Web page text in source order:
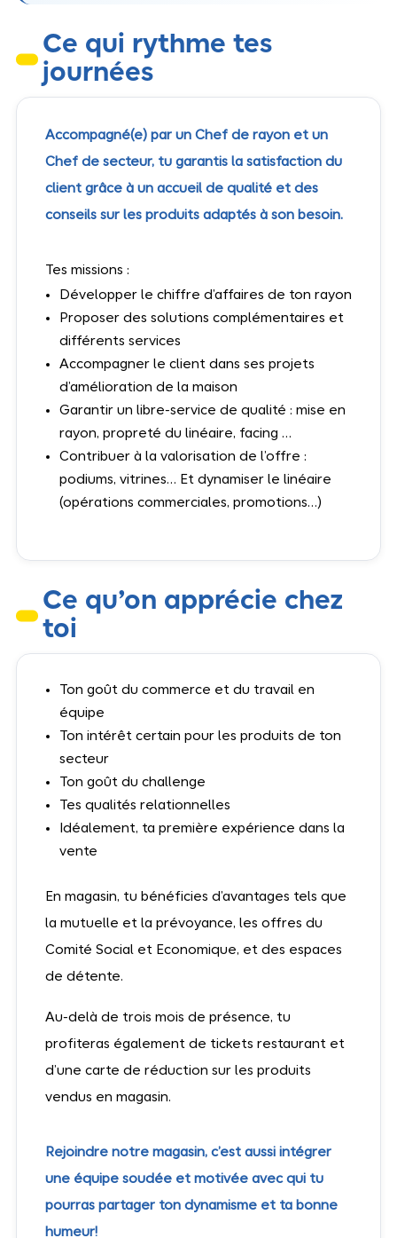
Ce qui rythme tes
journées
Accompagné(e) par un Chef de rayon et un
Chef de secteur, tu garantis la satisfaction du
client grâce à un accueil de qualité et des
conseils sur les produits adaptés à son besoin.
Tes missions :
Développer le chiffre d’affaires de ton rayon
Proposer des solutions complémentaires et
différents services
Accompagner le client dans ses projets
d’amélioration de la maison
Garantir un libre-service de qualité : mise en
rayon, propreté du linéaire, facing …
Contribuer à la valorisation de l’offre :
podiums, vitrines… Et dynamiser le linéaire
(opérations commerciales, promotions…)
Ce qu’on apprécie chez
toi
Ton goût du commerce et du travail en
équipe
Ton intérêt certain pour les produits de ton
secteur
Ton goût du challenge
Tes qualités relationnelles
Idéalement, ta première expérience dans la
vente
En magasin, tu bénéficies d’avantages tels que
la mutuelle et la prévoyance, les offres du
Comité Social et Economique, et des espaces
de détente.
Au-delà de trois mois de présence, tu
profiteras également de tickets restaurant et
d’une carte de réduction sur les produits
vendus en magasin.
Rejoindre notre magasin, c’est aussi intégrer
une équipe soudée et motivée avec qui tu
pourras partager ton dynamisme et ta bonne
humeur!